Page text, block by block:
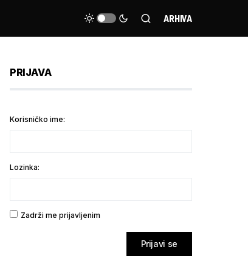
ARHIVA
PRIJAVA
Korisničko ime:
Lozinka:
Zadrži me prijavljenim
Prijavi se